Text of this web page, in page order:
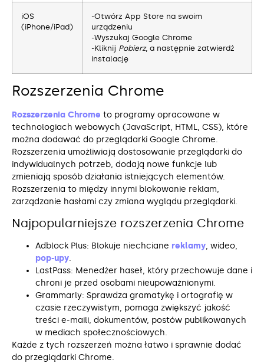
iOS
(iPhone/iPad)
-Otwórz App Store na swoim
urządzeniu
-Wyszukaj Google Chrome
-Kliknij Pobierz, a następnie zatwierdź
instalację
Rozszerzenia Chrome
Rozszerzenia Chrome to programy opracowane w
technologiach webowych (JavaScript, HTML, CSS), które
można dodawać do przeglądarki Google Chrome.
Rozszerzenia umożliwiają dostosowanie przeglądarki do
indywidualnych potrzeb, dodają nowe funkcje lub
zmieniają sposób działania istniejących elementów.
Rozszerzenia to między innymi blokowanie reklam,
zarządzanie hasłami czy zmiana wyglądu przeglądarki.
Najpopularniejsze rozszerzenia Chrome
Adblock Plus: Blokuje niechciane reklamy, wideo,
pop-upy.
LastPass: Menedżer haseł, który przechowuje dane i
chroni je przed osobami nieupoważnionymi.
Grammarly: Sprawdza gramatykę i ortografię w
czasie rzeczywistym, pomaga zwiększyć jakość
treści e-maili, dokumentów, postów publikowanych
w mediach społecznościowych.
Każde z tych rozszerzeń można łatwo i sprawnie dodać
do przeglądarki Chrome.